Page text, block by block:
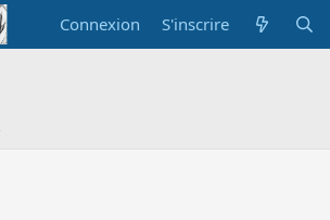
Connexion S'inscrire